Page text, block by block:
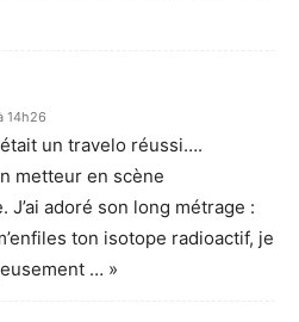
14h26
un travelo réussi….
metteur en scène
J’ai adoré son long métrage :
ton isotope radioactif, je
… »